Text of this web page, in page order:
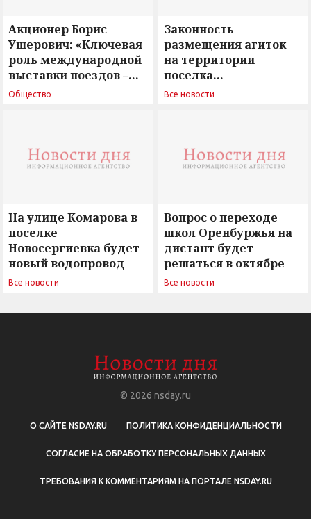
Акционер Борис
Ушерович: «Ключевая
роль международной
выставки поездов –
поиск ответов на
Общество
Законность
размещения агиток
на территории
поселка
Новосергиевка
Все новости
На улице Комарова в
поселке
Новосергиевка будет
новый водопровод
Все новости
Вопрос о переходе
школ Оренбуржья на
дистант будет
решаться в октябре
Все новости
© 2026 nsday.ru
О САЙТЕ NSDAY.RU ПОЛИТИКА КОНФИДЕНЦИАЛЬНОСТИ
СОГЛАСИЕ НА ОБРАБОТКУ ПЕРСОНАЛЬНЫХ ДАННЫХ
ТРЕБОВАНИЯ К КОММЕНТАРИЯМ НА ПОРТАЛЕ NSDAY.RU